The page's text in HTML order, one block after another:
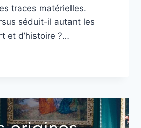
traces matérielles.
séduit-il autant les
et d’histoire ?…